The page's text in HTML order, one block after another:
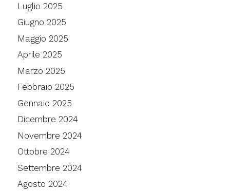
Luglio 2025
Giugno 2025
Maggio 2025
Aprile 2025
Marzo 2025
Febbraio 2025
Gennaio 2025
Dicembre 2024
Novembre 2024
Ottobre 2024
Settembre 2024
Agosto 2024